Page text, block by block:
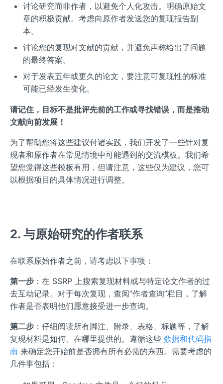
讨论研究而非作者，以避免个人化攻击。明确原始文
章的积极贡献。考虑向原作者发送您的复现报告副
本。
讨论您的复现对文献的贡献，并避免声称给出了问题
的最终答案。
对于发表五年或更久的论文，要注意可复现性的标准
可能已经发生变化。
请记住，目标不是批评先前的工作或寻找错误，而是推动
文献向前发展！
为了帮助您将这些建议付诸实践，我们开发了一些针对复
现者和原作者在常见情境中可能遇到的交流模板。我们希
望您觉得这些模板有用，但请注意，这些仅为建议，您可
以根据项目的具体情况进行调整。
2. 与原始研究的作者联系
在联系原始作者之前，请考虑以下事项：
第一步 ：在 SSRP 上搜索复现材料或与特定论文作者的过
去互动记录。对于每次复现，查阅“作者查询”栏目，了解
作者是否表明他们愿意接受进一步查询。
第二步 ：仔细阅读所有脚注、附录、表格、标题等，了解
复现材料是如何、在哪里提供的。遵循这些 数据和代码指
南 来确定您开始前是否拥有所有必需的东西。需要考虑的
几件事包括：